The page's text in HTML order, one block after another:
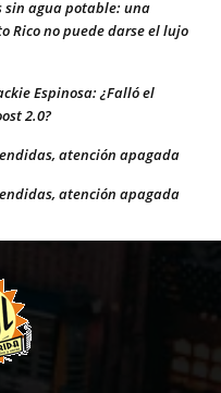
sin agua potable: una
Rico no puede darse el lujo
Espinosa: ¿Falló el
2.0?
atención apagada
atención apagada